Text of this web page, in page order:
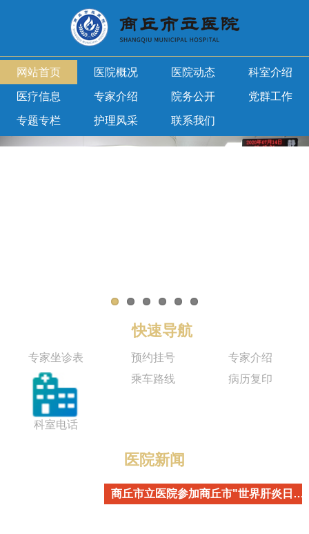
网站首页 医院概况 医院动态 科室介绍
医疗信息 专家介绍 院务公开 党群工作
专题专栏 护理风采 联系我们
快速导航
专家坐诊表 预约挂号 专家介绍
科室电话
乘车路线 病历复印
医院新闻
商丘市立医院参加商丘市"世界肝炎日"主题宣传活动